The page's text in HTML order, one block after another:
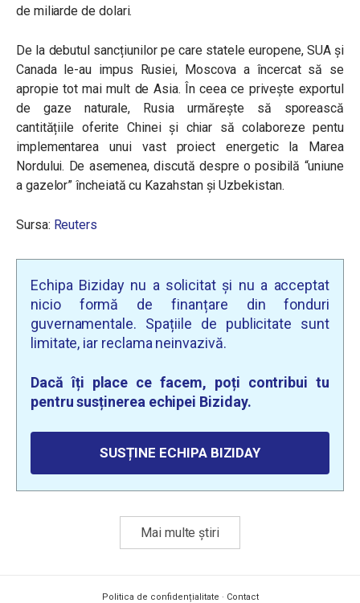
de miliarde de dolari.
De la debutul sancțiunilor pe care statele europene, SUA și
Canada le-au impus Rusiei, Moscova a încercat să se
apropie tot mai mult de Asia. În ceea ce privește exportul
de gaze naturale, Rusia urmărește să sporească
cantitățiile oferite Chinei și chiar să colaboreze pentu
implementarea unui vast proiect energetic la Marea
Nordului. De asemenea, discută despre o posibilă “uniune
a gazelor” încheiată cu Kazahstan și Uzbekistan.
Sursa: Reuters
Echipa Biziday nu a solicitat și nu a acceptat
nicio formă de finanțare din fonduri
guvernamentale. Spațiile de publicitate sunt
limitate, iar reclama neinvazivă.
Dacă îți place ce facem, poți contribui tu
pentru susținerea echipei Biziday.
SUSȚINE ECHIPA BIZIDAY
Mai multe știri
Politica de confidențialitate · Contact